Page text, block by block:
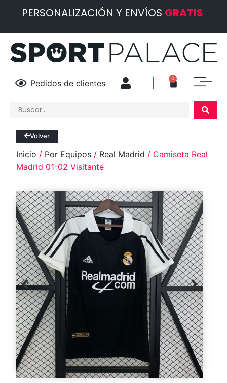
PERSONALIZACIÓN Y ENVÍOS GRATIS
Pedidos de clientes 0
Volver
Inicio / Por Equipos / Real Madrid / Camiseta Real
Madrid 01-02 Visitante